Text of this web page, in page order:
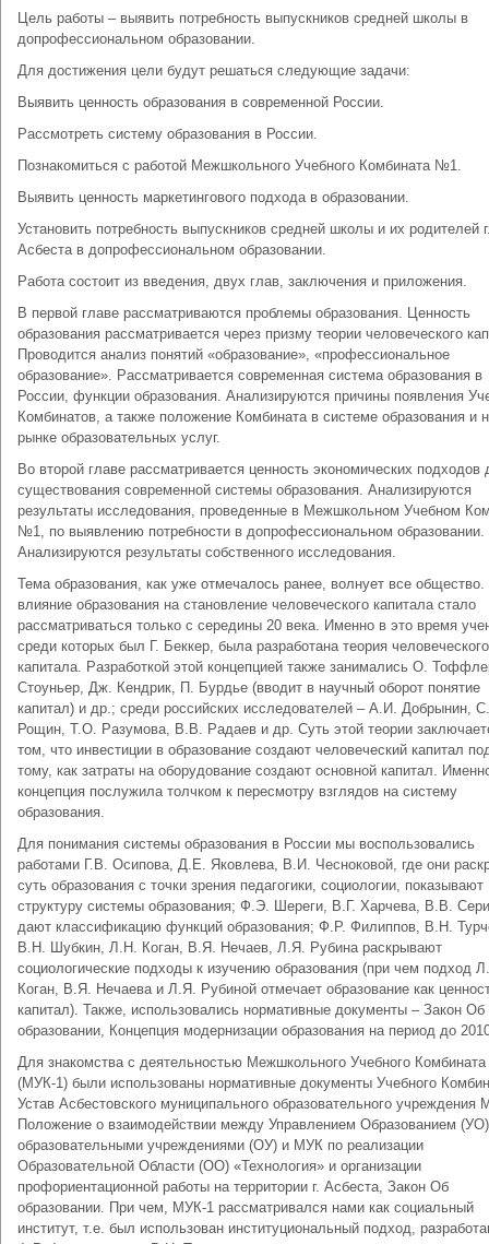
Цель работы – выявить потребность выпускников средней школы в
допрофессиональном образовании.
Для достижения цели будут решаться следующие задачи:
Выявить ценность образования в современной России.
Рассмотреть систему образования в России.
Познакомиться с работой Межшкольного Учебного Комбината №1.
Выявить ценность маркетингового подхода в образовании.
Установить потребность выпускников средней школы и их родителей
Асбеста в допрофессиональном образовании.
Работа состоит из введения, двух глав, заключения и приложения.
В первой главе рассматриваются проблемы образования. Ценность
образования рассматривается через призму теории человеческого
Проводится анализ понятий «образование», «профессиональное
образование». Рассматривается современная система образования в
России, функции образования. Анализируются причины появления
Комбинатов, а также положение Комбината в системе образования и
рынке образовательных услуг.
Во второй главе рассматривается ценность экономических подходов
существования современной системы образования. Анализируются
результаты исследования, проведенные в Межшкольном Учебном
№1, по выявлению потребности в допрофессиональном образовании.
Анализируются результаты собственного исследования.
Тема образования, как уже отмечалось ранее, волнует все
влияние образования на становление человеческого капитала стало
рассматриваться только с середины 20 века. Именно в это время
среди которых был Г. Беккер, была разработана теория человеческого
капитала. Разработкой этой концепцией также занимались О.
Стоуньер, Дж. Кендрик, П. Бурдье (вводит в научный оборот понятие
капитал) и др.; среди российских исследователей – А.И. Добрынин,
Рощин, Т.О. Разумова, В.В. Радаев и др. Суть этой теории
том, что инвестиции в образование создают человеческий капитал
тому, как затраты на оборудование создают основной капитал.
концепция послужила толчком к пересмотру взглядов на систему
образования.
Для понимания системы образования в России мы воспользовались
работами Г.В. Осипова, Д.Е. Яковлева, В.И. Чесноковой, где они
суть образования с точки зрения педагогики, социологии, показывают
структуру системы образования; Ф.Э. Шереги, В.Г. Харчева, В.В.
дают классификацию функций образования; Ф.Р. Филиппов, В.Н.
В.Н. Шубкин, Л.Н. Коган, В.Я. Нечаев, Л.Я. Рубина раскрывают
социологические подходы к изучению образования (при чем подход
Коган, В.Я. Нечаева и Л.Я. Рубиной отмечает образование как
капитал). Также, использовались нормативные документы – Закон Об
образовании, Концепция модернизации образования на период до
Для знакомства с деятельностью Межшкольного Учебного
(МУК-1) были использованы нормативные документы Учебного
Устав Асбестовского муниципального образовательного учреждения
Положение о взаимодействии между Управлением Образованием
образовательными учреждениями (ОУ) и МУК по реализации
Образовательной Области (ОО) «Технология» и организации
профориентационной работы на территории г. Асбеста, Закон Об
образовании. При чем, МУК-1 рассматривался нами как социальный
институт, т.е. был использован институциональный подход,